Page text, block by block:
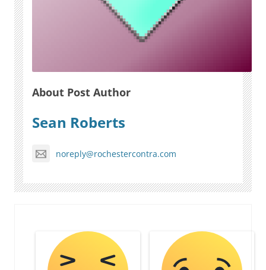
About Post Author
Sean Roberts
noreply@rochestercontra.com